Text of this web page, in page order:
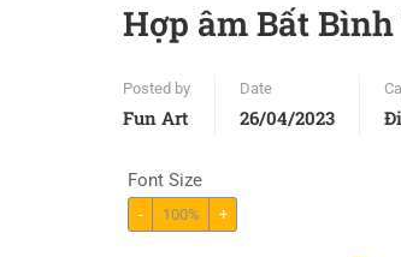
Hợp âm Bất
Posted by
Fun Art
Date
26/04/2023
Font Size
- 100% +